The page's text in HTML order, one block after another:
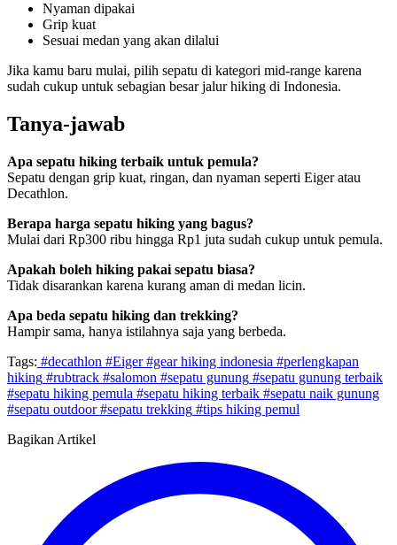
Nyaman dipakai
Grip kuat
Sesuai medan yang akan dilalui
Jika kamu baru mulai, pilih sepatu di kategori mid-range karena
sudah cukup untuk sebagian besar jalur hiking di Indonesia.
Tanya-jawab
Apa sepatu hiking terbaik untuk pemula?
Sepatu dengan grip kuat, ringan, dan nyaman seperti Eiger atau
Decathlon.
Berapa harga sepatu hiking yang bagus?
Mulai dari Rp300 ribu hingga Rp1 juta sudah cukup untuk pemula.
Apakah boleh hiking pakai sepatu biasa?
Tidak disarankan karena kurang aman di medan licin.
Apa beda sepatu hiking dan trekking?
Hampir sama, hanya istilahnya saja yang berbeda.
Tags: #decathlon #Eiger#gear hiking indonesia #perlengkapan
hiking #rubtrack #salomon #sepatu gunung #sepatu gunung terbaik
#sepatu hiking pemula #sepatu hiking terbaik #sepatu naik gunung
#sepatu outdoor#sepatu trekking #tips hiking pemul
Bagikan Artikel